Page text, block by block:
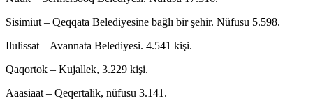
Sisimiut – Qeqqata Belediyesine bağlı bir şehir. Nüfusu 5.598.
Ilulissat – Avannata Belediyesi. 4.541 kişi.
Qaqortok – Kujallek, 3.229 kişi.
Aaasiaat – Qeqertalik, nüfusu 3.141.